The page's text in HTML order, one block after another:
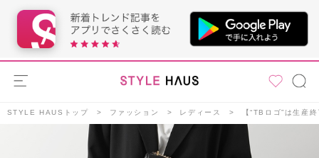
STYLE HAUSトップ ファッション レディース 【“TBロゴ”は生産